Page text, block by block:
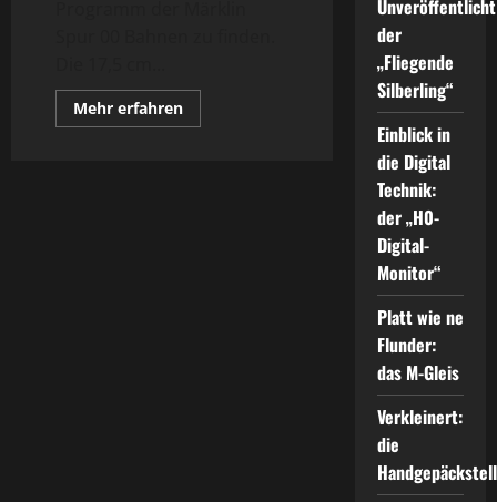
Mehr erfahrenMehr
Informationen
der
„Fliegende
Silberling“
Einblick in
die Digital
Technik:
der „H0-
Digital-
Monitor“
Platt wie ne
Flunder:
das M-Gleis
Verkleinert:
die